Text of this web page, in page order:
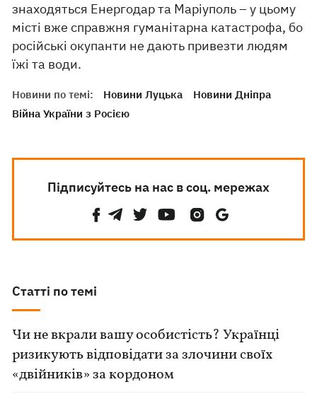
знаходяться Енергодар та Маріуполь – у цьому
місті вже справжня гуманітарна катастрофа, бо
російські окупанти не дають привезти людям
їжі та води.
Новини по темі: Новини Луцька
Новини Дніпра
Війна України з Росією
Підписуйтесь на нас в соц. мережах
Статті по темі
Чи не вкрали вашу особистість? Українці
ризикують відповідати за злочини своїх
«двійників» за кордоном